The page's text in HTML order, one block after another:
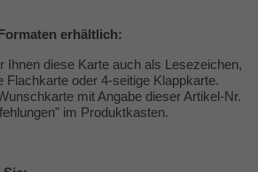
erhältlich:
Ihnen diese Karte auch als Lesezeichen,
Flachkarte oder 4-seitige Klappkarte.
mit Angabe dieser Artikel-Nr.
" im Produktkasten.